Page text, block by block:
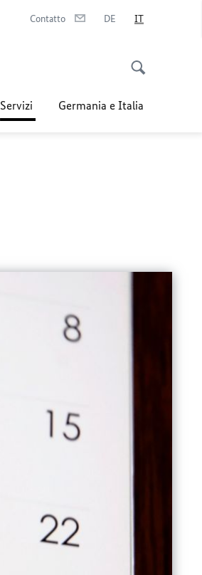
Contatto DE IT
Servizi Germania e Italia